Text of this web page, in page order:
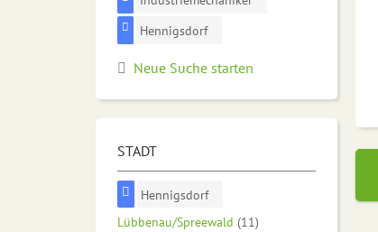
Hennigsdorf
Neue Suche starten
STADT
Hennigsdorf
Lübbenau/Spreewald (11)